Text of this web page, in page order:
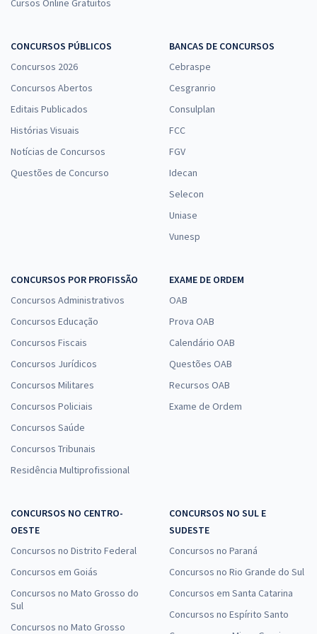
Cursos Online Gratuitos
CONCURSOS PÚBLICOS
Concursos 2026
Concursos Abertos
Editais Publicados
Histórias Visuais
Notícias de Concursos
Questões de Concurso
BANCAS DE CONCURSOS
Cebraspe
Cesgranrio
Consulplan
FCC
FGV
Idecan
Selecon
Uniase
Vunesp
CONCURSOS POR PROFISSÃO
Concursos Administrativos
Concursos Educação
Concursos Fiscais
Concursos Jurídicos
Concursos Militares
Concursos Policiais
Concursos Saúde
Concursos Tribunais
Residência Multiprofissional
EXAME DE ORDEM
OAB
Prova OAB
Calendário OAB
Questões OAB
Recursos OAB
Exame de Ordem
CONCURSOS NO CENTRO-
OESTE
Concursos no Distrito Federal
Concursos em Goiás
Concursos no Mato Grosso do
Sul
Concursos no Mato Grosso
CONCURSOS NO SUL E
SUDESTE
Concursos no Paraná
Concursos no Rio Grande do Sul
Concursos em Santa Catarina
Concursos no Espírito Santo